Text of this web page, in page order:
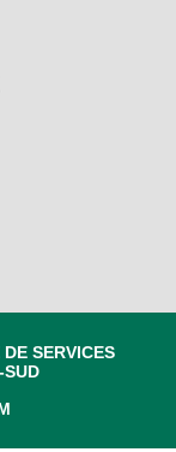
SERVICES